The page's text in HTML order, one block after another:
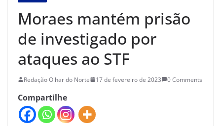
Moraes mantém prisão
de investigado por
ataques ao STF
Redação Olhar do Norte 17 de fevereiro de 2023 0 Comments
Compartilhe